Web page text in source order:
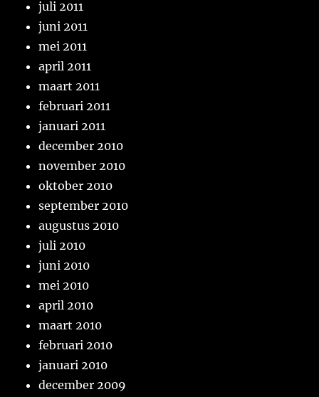
juli 2011
juni 2011
mei 2011
april 2011
maart 2011
februari 2011
januari 2011
december 2010
november 2010
oktober 2010
september 2010
augustus 2010
juli 2010
juni 2010
mei 2010
april 2010
maart 2010
februari 2010
januari 2010
december 2009